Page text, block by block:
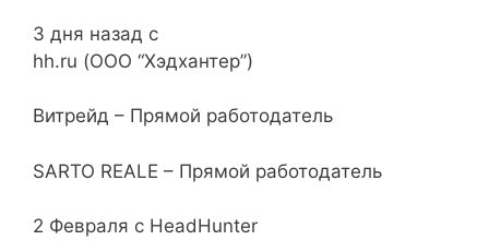
3 дня назад с
hh.ru (ООО “Хэдхантер”)
Витрейд – Прямой работодатель
SARTO REALE – Прямой работодатель
2 Февраля с HeadHunter